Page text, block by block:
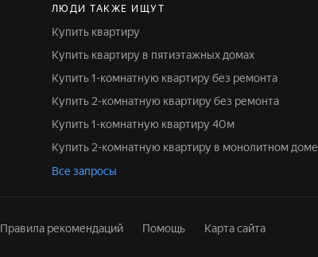
ЛЮДИ ТАКЖЕ ИЩУТ
Купить квартиру
Купить квартиру в пятиэтажных домах
Купить 1-комнатную квартиру без ремонта
Купить 2-комнатную квартиру без ремонта
Купить 1-комнатную квартиру 40м
Купить 2-комнатную квартиру в монолитном доме
Все запросы
Правила рекомендаций Помощь Карта сайта